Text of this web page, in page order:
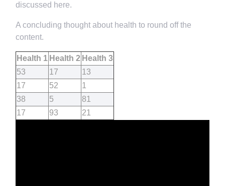
discussed here.
A concluding thought about health to round off the
content.
Health 1 Health 2 Health 3
53
17
13
17
52
1
38
5
81
17
93 21